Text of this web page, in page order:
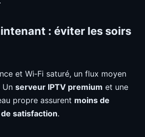
: éviter les soirs
et Wi‑Fi saturé, un flux moyen
Un serveur IPTV premium et une
propre assurent moins de
satisfaction.